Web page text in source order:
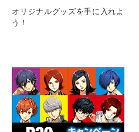
オリジナルグッズを手に入れよ
う！